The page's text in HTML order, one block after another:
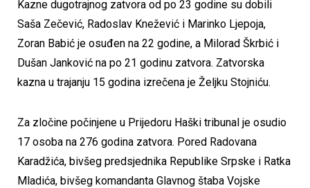
Kazne dugotrajnog zatvora od po 23 godine su dobili
Saša Zečević, Radoslav Knežević i Marinko Ljepoja,
Zoran Babić je osuđen na 22 godine, a Milorad Škrbić i
Dušan Janković na po 21 godinu zatvora. Zatvorska
kazna u trajanju 15 godina izrečena je Željku Stojniću.
Za zločine počinjene u Prijedoru Haški tribunal je osudio
17 osoba na 276 godina zatvora. Pored Radovana
Karadžića, bivšeg predsjednika Republike Srpske i Ratka
Mladića, bivšeg komandanta Glavnog štaba Vojske